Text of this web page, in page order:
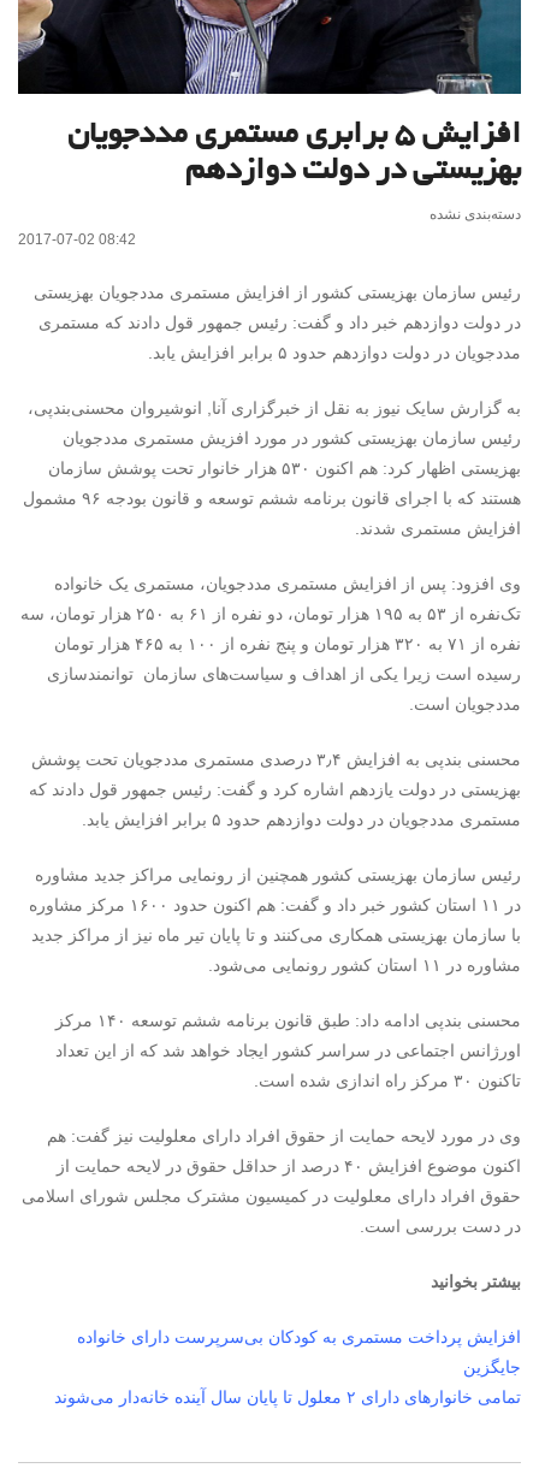
افزایش ۵ برابری مستمری مددجویان
بهزیستی در دولت دوازدهم
دسته‌بندی نشده
2017-07-02 08:42
رئیس سازمان بهزیستی کشور از افزایش مستمری مددجویان بهزیستی
در دولت دوازدهم خبر داد و گفت: رئیس جمهور قول دادند که مستمری
مددجویان در دولت دوازدهم حدود ۵ برابر افزایش یابد.
به گزارش سایک نیوز به نقل از خبرگزاری آنا, انوشیروان محسنی‌بندپی،
رئیس سازمان بهزیستی کشور در مورد افزیش مستمری مددجویان
بهزیستی اظهار کرد: هم اکنون ۵۳۰ هزار خانوار تحت پوشش سازمان
هستند که با اجرای قانون برنامه ششم توسعه و قانون بودجه ۹۶ مشمول
افزایش مستمری شدند.
وی افزود: پس از افزایش مستمری مددجویان، مستمری یک خانواده
تک‌نفره از ۵۳ به ۱۹۵ هزار تومان، دو نفره از ۶۱ به ۲۵۰ هزار تومان، سه
نفره از ۷۱ به ۳۲۰ هزار تومان و پنج نفره از ۱۰۰ به ۴۶۵ هزار تومان
رسیده است زیرا یکی از اهداف و سیاست‌های سازمان توانمندسازی
مددجویان است.
محسنی بندپی به افزایش ۳٫۴ درصدی مستمری مددجویان تحت پوشش
بهزیستی در دولت یازدهم اشاره کرد و گفت: رئیس جمهور قول دادند که
مستمری مددجویان در دولت دوازدهم حدود ۵ برابر افزایش یابد.
رئیس سازمان بهزیستی کشور همچنین از رونمایی مراکز جدید مشاوره
در ۱۱ استان کشور خبر داد و گفت: هم اکنون حدود ۱۶۰۰ مرکز مشاوره
با سازمان بهزیستی همکاری می‌کنند و تا پایان تیر ماه نیز از مراکز جدید
مشاوره در ۱۱ استان کشور رونمایی می‌شود.
محسنی بندپی ادامه داد: طبق قانون برنامه ششم توسعه ۱۴۰ مرکز
اورژانس اجتماعی در سراسر کشور ایجاد خواهد شد که از این تعداد
تاکنون ۳۰ مرکز راه اندازی شده است.
وی در مورد لایحه حمایت از حقوق افراد دارای معلولیت نیز گفت: هم
اکنون موضوع افزایش ۴۰ درصد از حداقل حقوق در لایحه حمایت از
حقوق افراد دارای معلولیت در کمیسیون مشترک مجلس شورای اسلامی
در دست بررسی است.
بیشتر بخوانید
افزایش پرداخت مستمری به کودکان بی‌سرپرست دارای خانواده‌
جایگزین
تمامی خانوارهای دارای ۲ معلول تا پایان سال آینده خانه‌دار می‌شوند